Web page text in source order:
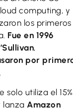
computing, y
los primeros
Fue en 1996
,
por
.
solo utiliza el 15%
lanza Amazon